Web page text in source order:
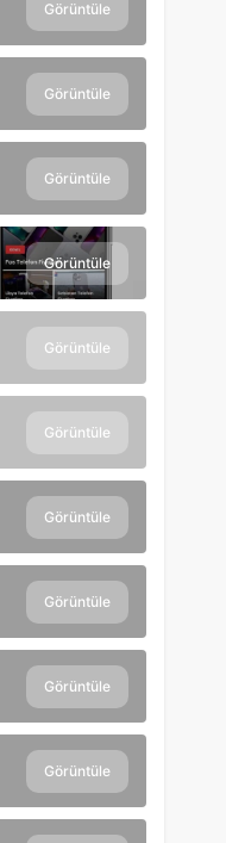
Görüntüle
Görüntüle
Görüntüle
Görüntüle
Görüntüle
Görüntüle
Görüntüle
Görüntüle
Görüntüle
Görüntüle